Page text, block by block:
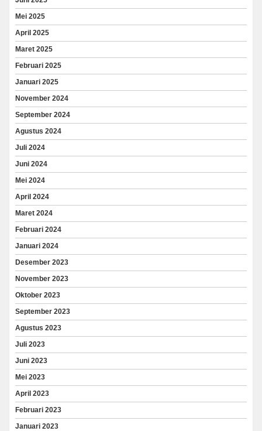
Mei 2025
April 2025
Maret 2025
Februari 2025
Januari 2025
November 2024
September 2024
Agustus 2024
Juli 2024
Juni 2024
Mei 2024
April 2024
Maret 2024
Februari 2024
Januari 2024
Desember 2023
November 2023
Oktober 2023
September 2023
Agustus 2023
Juli 2023
Juni 2023
Mei 2023
April 2023
Februari 2023
Januari 2023